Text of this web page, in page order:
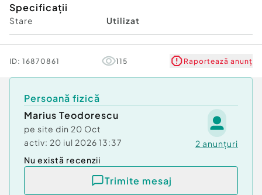
faptul ca nu poate face rolls pe premier.
Specificații
Stare Utilizat
ID: 16870861 115 Raportează anunț
Persoană fizică
Marius Teodorescu
pe site din 20 Oct
activ: 20 iul 2026 13:37 2 anunțuri
Nu există recenzii
Trimite mesaj